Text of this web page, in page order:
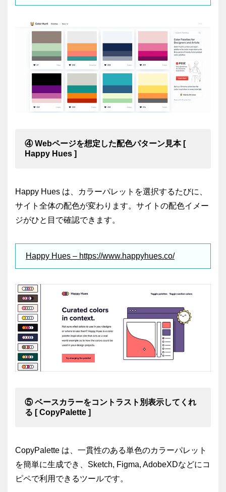
④ Webページを想定した配色パターン見本 [
Happy Hues ]
Happy Hues は、カラーパレットを選択するたびに、
サイト全体の配色が変わります。サイトの配色イメー
ジがひと目で確認できます。
Happy Hues – https://www.happyhues.co/
⑤ ベースカラーをコントラスト別表示してくれ
る [ CopyPalette ]
CopyPalette は、一貫性のある単色のカラーパレット
を簡単に生成でき、Sketch, Figma, AdobeXDなどにコ
ピペで利用できるツールです。